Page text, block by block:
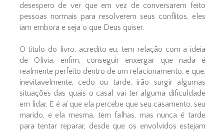
desespero de ver que em vez de conversarem feito
pessoas normais para resolverem seus conflitos, eles
iam embora e seja o que Deus quiser.
O título do livro, acredito eu, tem relação com a ideia
de Olivia, enfim, conseguir enxergar que nada é
realmente perfeito dentro de um relacionamento, e que,
inevitavelmente, cedo ou tarde, irão surgir algumas
situações das quais o casal vai ter alguma dificuldade
em lidar. E é aí que ela percebe que seu casamento, seu
marido, e ela mesma, tem falhas, mas nunca é tarde
para tentar reparar, desde que os envolvidos estejam